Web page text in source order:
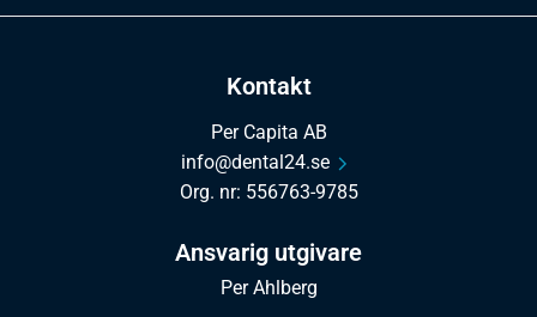
Kontakt
Per Capita AB
info@dental24.se
Org. nr: 556763-9785
Ansvarig utgivare
Per Ahlberg